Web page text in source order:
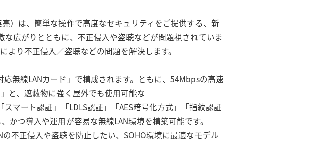
）は、簡単な操作で高度なセキュリティをご提供する、新
広がりとともに、不正侵入や盗聴などが問題視されていま
り不正侵入／盗聴などの問題を解決します。
無線LANカード」で構成されます。ともに、54Mbpsの高速
と、遮蔽物に強く屋外でも使用可能な
マート認証」「LDLS認証」「AES暗号化方式」「指紋認証
つ導入や運用が容易な無線LAN環境を構築可能です。
不正侵入や盗聴を防止したい、SOHO環境に最適なモデル